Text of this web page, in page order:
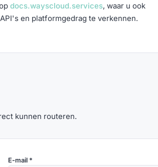
docs.wayscloud.services, waar u ook
en platformgedrag te verkennen.
kunnen routeren.
E-mail *